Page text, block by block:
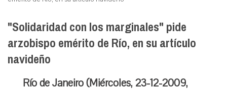
"Solidaridad con los marginales" pide
arzobispo emérito de Río, en su artículo
navideño
Río de Janeiro (Miércoles, 23-12-2009,